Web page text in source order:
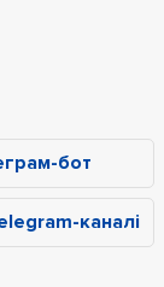
бот
каналі